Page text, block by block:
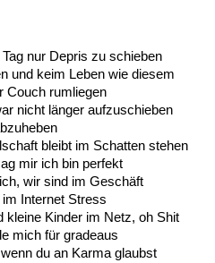
nur Depris zu schieben
und keim Leben wie diesem
Couch rumliegen
nicht länger aufzuschieben
bleibt im Schatten stehen
mir ich bin perfekt
wir sind im Geschäft
Internet Stress
kleine Kinder im Netz, oh Shit
mich für gradeaus
du an Karma glaubst